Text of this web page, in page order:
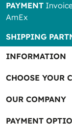
PAYMENT
AmEx
SHIPPING
INFORMATION
CHOOSE YOUR
OUR COMPANY
PAYMENT